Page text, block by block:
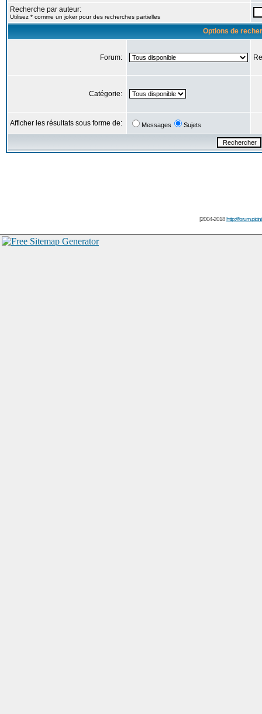
Recherche par auteur:
Utilisez * comme un joker pour des recherches partielles
Options de
Forum:
Catégorie:
Afficher les résultats sous forme de: Messages Sujets
[2004-2018http://